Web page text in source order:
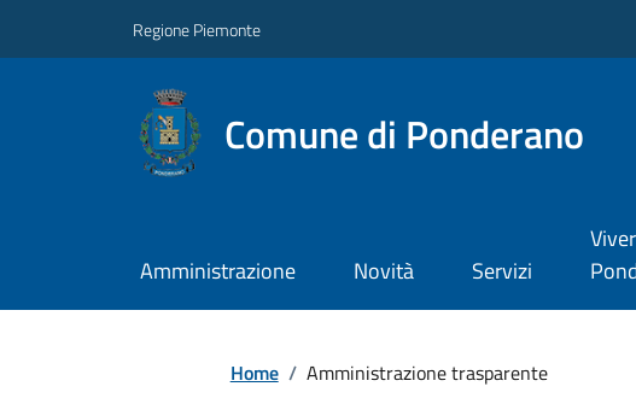
Regione Piemonte
Comune di Ponderano
Amministrazione Novità Servizi
Home / Amministrazione trasparente